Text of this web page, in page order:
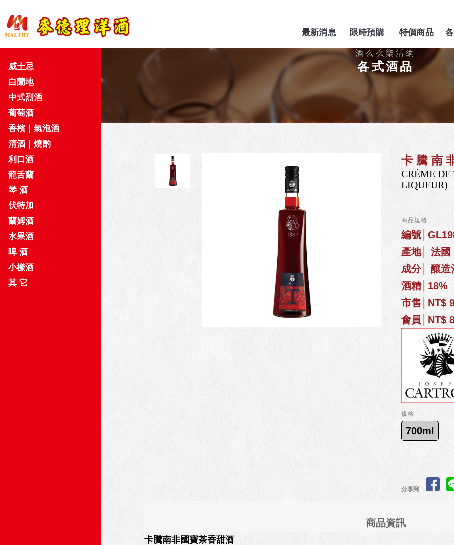
最新消息
NEWS
限時預購
PREORDER
特價商品
SPECIAL
各式酒品
卡騰南
CRÈME DE
LIQUEUR)
商品規格
編號
產地│ 法國
成分│ 釀造
酒精│18%
市售│NT$
會員│NT$
規格
700ml
分享到
商品資訊
卡騰南非國寶茶香甜酒
威士忌
白蘭地
中式烈酒
葡萄酒
香檳｜氣泡酒
清酒｜燒酌
利口酒
龍舌蘭
琴 酒
伏特加
蘭姆酒
水果酒
啤 酒
小樣酒
其 它